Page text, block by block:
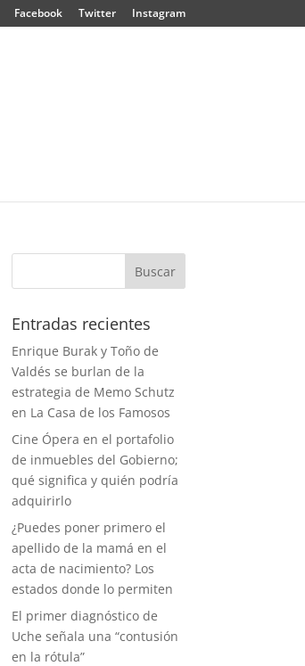
Facebook Twitter Instagram
Entradas recientes
Enrique Burak y Toño de
Valdés se burlan de la
estrategia de Memo Schutz
en La Casa de los Famosos
Cine Ópera en el portafolio
de inmuebles del Gobierno;
qué significa y quién podría
adquirirlo
¿Puedes poner primero el
apellido de la mamá en el
acta de nacimiento? Los
estados donde lo permiten
El primer diagnóstico de
Uche señala una “contusión
en la rótula”